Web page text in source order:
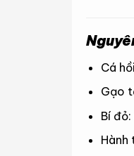
Cá
Gạo
Bí
Hành